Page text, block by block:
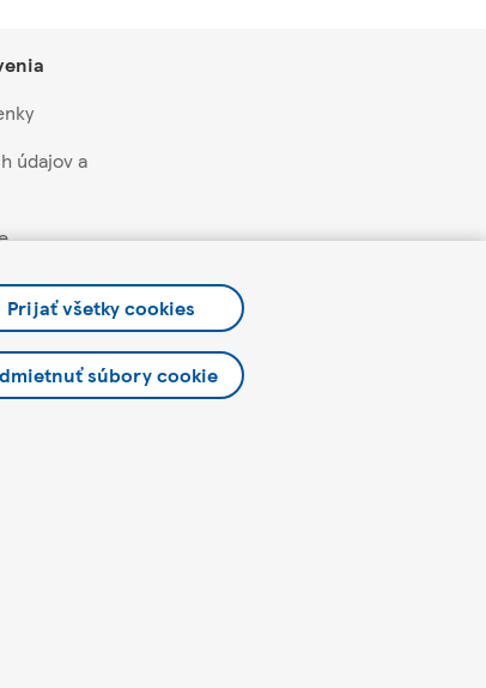
Prijať všetky cookies
súbory cookie
údajov a